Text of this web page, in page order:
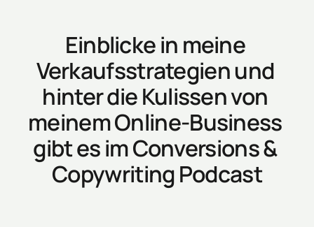
Einblicke in meine
Verkaufsstrategien und
hinter die Kulissen von
meinem Online-Business
gibt es im Conversions &
Copywriting Podcast